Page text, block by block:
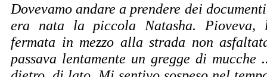
Dovevamo andare a prendere dei
era nata la piccola Natasha. Pioveva,
fermata in mezzo alla strada non
passava lentamente un gregge di mucche